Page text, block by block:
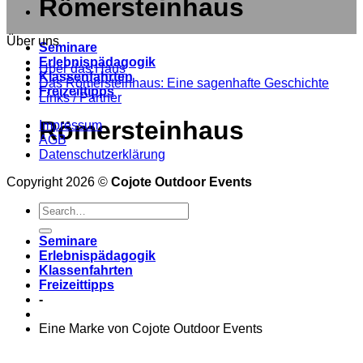
Römersteinhaus
Seminare
Erlebnispädagogik
Klassenfahrten
Freizeittipps
Römersteinhaus
Über uns
Über das Haus
Das Römersteinhaus: Eine sagenhafte Geschichte
Links / Partner
Impressum
AGB
Datenschutzerklärung
Copyright 2026 © Cojote Outdoor Events
Seminare
Erlebnispädagogik
Klassenfahrten
Freizeittipps
-
Eine Marke von Cojote Outdoor Events